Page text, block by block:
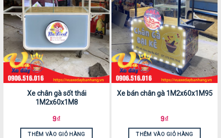
Xe chân gà sốt thái
1M2x60x1M8
9₫
THÊM VÀO GIỎ HÀNG
Xe bán chân gà 1M2x60x1M95
9₫
THÊM VÀO GIỎ HÀNG